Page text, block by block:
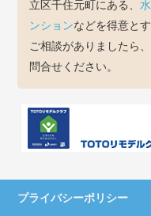
お知らせを更新しました
2021/06/08
2021/06/08
トピックスを更新しまし
2021/05/27
2021/05/07
お知らせ
2021/03/15
お知らせを更新しました
立区千住元町にある、
ンションなどを得意と
ご相談がありましたら
問合せください。
プライバシーポリシー